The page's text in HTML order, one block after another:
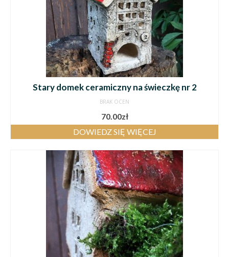
Stary domek ceramiczny na świeczkę nr 2
BRAK OCEN
70.00zł
DOWIEDZ SIĘ WIĘCEJ